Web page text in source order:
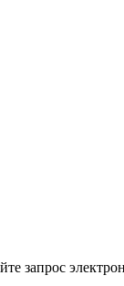
запрос